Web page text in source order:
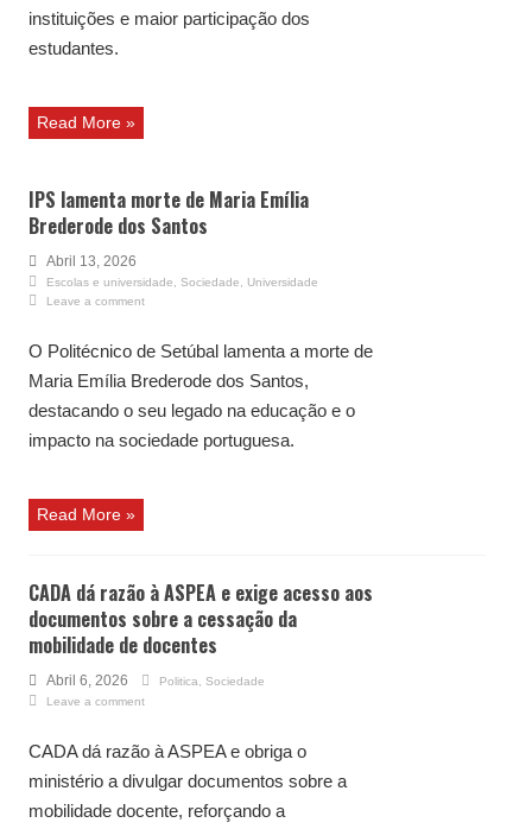
instituições e maior participação dos
estudantes.
Read More »
IPS lamenta morte de Maria Emília
Brederode dos Santos
Abril 13, 2026
Escolas e universidade Sociedade
Universidade
Leave a comment
O Politécnico de Setúbal lamenta a morte de
Maria Emília Brederode dos Santos,
destacando o seu legado na educação e o
impacto na sociedade portuguesa.
Read More »
CADA dá razão à ASPEA e exige acesso aos
documentos sobre a cessação da
mobilidade de docentes
Abril 6, 2026 Politica
Sociedade
Leave a comment
CADA dá razão à ASPEA e obriga o
ministério a divulgar documentos sobre a
mobilidade docente, reforçando a